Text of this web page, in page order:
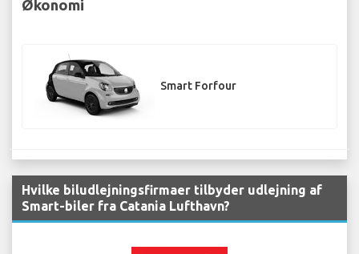
Økonomi
Smart Forfour
Hvilke biludlejningsfirmaer tilbyder udlejning af
Smart-biler fra Catania Lufthavn?